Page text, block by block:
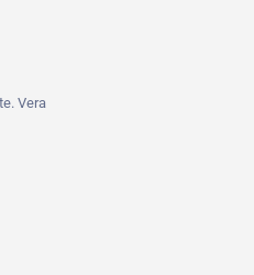
Vera